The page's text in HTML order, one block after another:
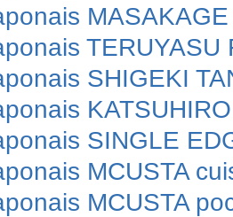
TERUYASU
SHIGEKI
SINGLE
MCUSTA
MCUSTA